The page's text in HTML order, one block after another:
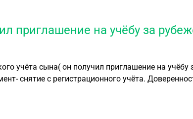
приглашение на учёбу за
учёта сына( он получил приглашение на
снятие с регистрационного учёта.
Требуют конкретно указать " для снятия